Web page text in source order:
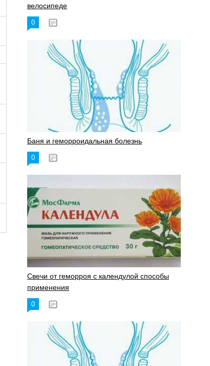
велосипеде
0
Баня и геморроидальная болезнь
0
Свечи от геморроя с календулой способы
применения
0